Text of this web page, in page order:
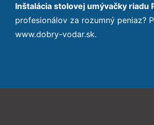
Inštalácia stolovej umývačky riadu
profesionálov za rozumný peniaz?
www.dobry-vodar.sk.